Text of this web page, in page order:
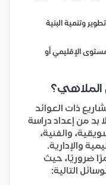
وتنمية البنية
الإقليمي أو
الملاهي؟
ذات العوائد
بد من إعداد دراسة
والفنية،
والإدارية.
ضروريًا، حيث
التالية: